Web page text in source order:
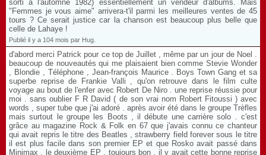
sorti à l'automne 1982) essentiellement un vendeur d'albums. Mais
"Femmes je vous aime" arrivera-t'il parmi les meilleures ventes de 45
tours ? Ce serait justice car la chanson est beaucoup plus belle que
celle de Lahaye !
Publié il y a 104 mois par Hug.
d'abord merci Patrick pour ce top de Juillet , même par un jour de Noel .
beaucoup de nouveautés qui me plaisaient bien comme Stevie Wonder
, Blondie , Téléphone , Jean-françois Maurice . Boys Town Gang et sa
superbe reprise de Frankie Valli , qu'on retrouve dans le film culte
voyage au bout de l'enfer avec Robert De Niro . une reprise réussie pour
moi . sans oublier F R David ( de son vrai nom Robert Fitoussi ) avec
words , super tube que j'ai adoré . après avoir été dans le groupe Trèfles
mais surtout le groupe les Boots , il débute une carrière solo . c'est
grâce au magazine Rock & Folk en 67 que j'avais connu ce chanteur
qui avait repris le titre des Beatles , strawberry field forever sous le titre
il est plus facile dans son premier EP et que Rosko avait passé dans
Minimax . le deuxième EP , toujours bon , il y avait cette bonne reprise